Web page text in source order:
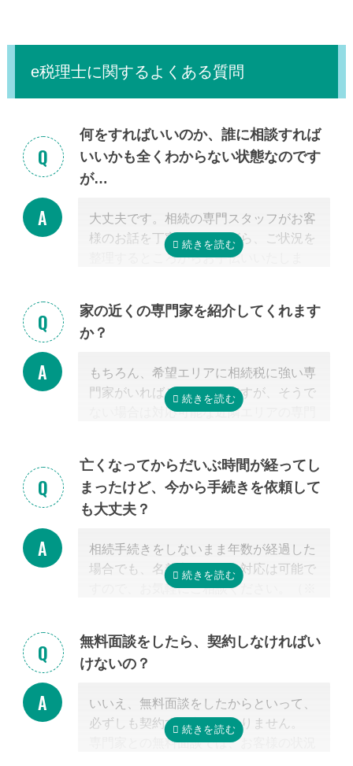
e税理士に関するよくある質問
何をすればいいのか、誰に相談すれば
いいかも全くわからない状態なのです
が…
大丈夫です。相続の専門スタッフがお客
様のお話を丁寧に伺いながら、ご状況を
整理するところからお手伝いいたしま
家の近くの専門家を紹介してくれます
か？
もちろん、希望エリアに相続税に強い専
門家がいればご紹介可能ですが、そうで
ない場合は対応可能な近隣エリアの専門
は、自宅近くに事務所があるかではな
く、その士業が相続税に強いかどうかだ
からです。
の必修科目でないことから資格試験を取
る時に選択していない人にとっては専門
外となります。
も大切だと言えます。
なお自宅から離れた専門家をご紹介した
等まで出張費無料で訪問可能ですのでご
安心ください。
亡くなってからだいぶ時間が経ってし
まったけど、今から手続きを依頼して
も大丈夫？
相続手続きをしないまま年数が経過した
場合でも、名義変更などの対応は可能で
すので、お気軽にご相談ください。（※
無料面談をしたら、契約しなければい
けないの？
いいえ、無料面談をしたからといって、
必ずしも契約する必要はありません。
専門家との無料面談では、お客様の状況